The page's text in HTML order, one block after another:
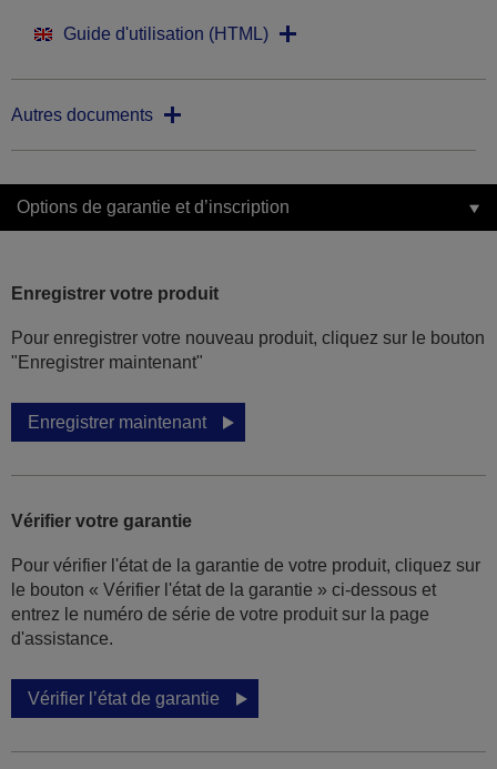
Guide d'utilisation (HTML)
Autres documents
Options de garantie et d’inscription
Enregistrer votre produit
Pour enregistrer votre nouveau produit, cliquez sur le bouton
"Enregistrer maintenant"
Enregistrer maintenant
Vérifier votre garantie
Pour vérifier l'état de la garantie de votre produit, cliquez sur
le bouton « Vérifier l'état de la garantie » ci-dessous et
entrez le numéro de série de votre produit sur la page
d'assistance.
Vérifier l’état de garantie